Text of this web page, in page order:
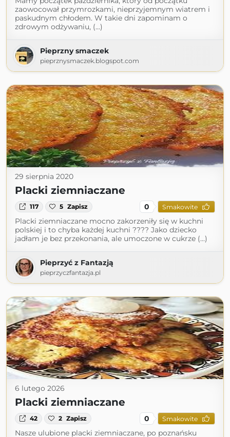
zaowocował przymrozkami, nieprzyjemnym wiatrem i
paskudnym chłodem. W takie dni zapominam o
zdrowym odżywaniu, (...)
Pieprzny smaczek
pieprznysmaczek.blogspot.com
29 sierpnia 2020
Placki ziemniaczane
117 5 Zapisz 0 Smakowite
Placki ziemniaczane mocno zakorzeniły się w kuchni
polskiej i to chyba każdej kuchni ???? Jako dziecko
jadłam je bez przekonania, ale umoczone w cukrze (...)
Pieprzyć z Fantazją
pieprzyczfantazja.pl
6 lutego 2026
Placki ziemniaczane
42 2 Zapisz 0 Smakowite
Nasze ulubione placki ziemniaczane, po poznańsku